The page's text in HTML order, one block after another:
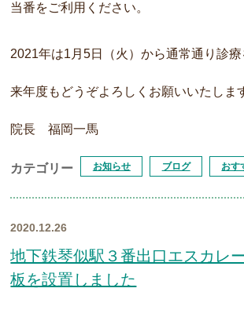
当番をご利用ください。
2021年は1月5日（火）から通常通り診療
来年度もどうぞよろしくお願いいたしま
院長 福岡一馬
カテゴリー お知らせ ブログ おす
2020.12.26
地下鉄琴似駅３番出口エスカレ
板を設置しました